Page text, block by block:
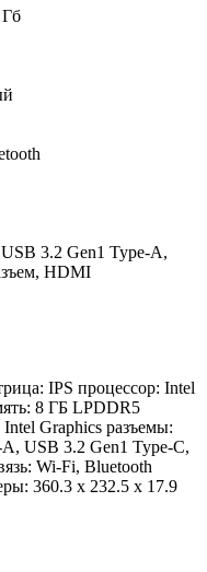
3.2 Gen1 Type-A,
HDMI
IPS процессор: Intel
8 ГБ LPDDR5
Graphics разъемы:
USB 3.2 Gen1 Type-C,
Wi-Fi, Bluetooth
360.3 x 232.5 x 17.9